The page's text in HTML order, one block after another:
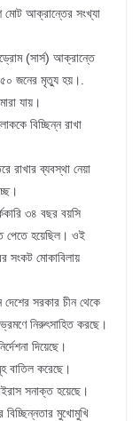
মোট আক্রান্তের সংখ্যা
(সার্স) আক্রান্তে
জনের মৃত্যু হয়।.
যায়।
বিচ্ছিন্ন রাখা
রাখার ব্যবস্থা নেয়া
৩৪ বছর বয়সি
পেতে হয়েছিল। ওই
সংকট মোকাবিলায়
সরকার চীন থেকে
নিরুৎসাহিত করছে।
দিয়েছে।
বাতিল করেছে।
সনাক্ত হয়েছে।
মুখোমুখি